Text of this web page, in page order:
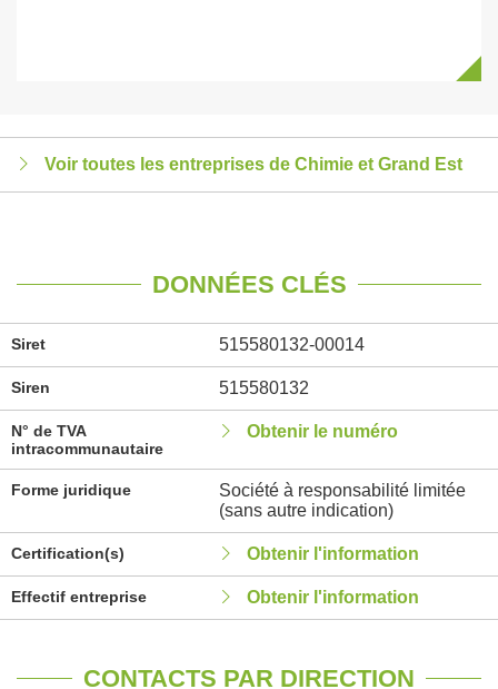
Voir toutes les entreprises de Chimie et Grand Est
DONNÉES CLÉS
Siret 515580132-00014
Siren 515580132
N° de TVA
intracommunautaire
Obtenir le numéro
Forme juridique
Société à responsabilité limitée
(sans autre indication)
Certification(s) Obtenir l'information
Effectif entreprise Obtenir l'information
CONTACTS PAR DIRECTION